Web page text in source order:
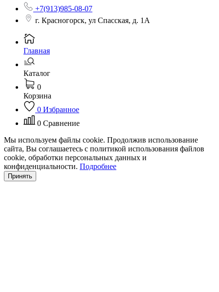
+7(913)985-08-07
г. Красногорск, ул Спасская, д. 1А
Главная
Каталог
0
Корзина
0 Избранное
0 Сравнение
Мы используем файлы cookie. Продолжив использование
сайта, Вы соглашаетесь с политикой использования файлов
cookie, обработки персональных данных и
конфиденциальности. Подробнее
Принять